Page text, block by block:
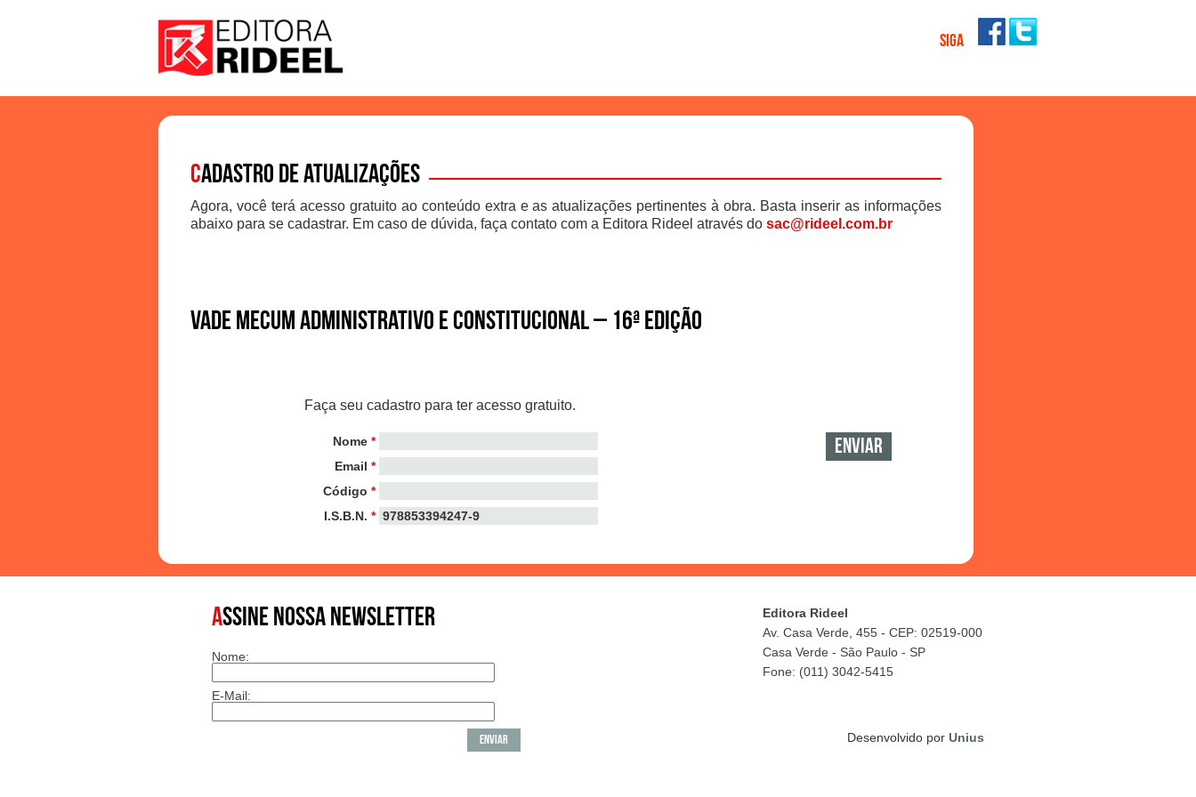
SIGA
Cadastro de atualizações
Agora, você terá acesso gratuito ao conteúdo extra e as atualizações pertinentes à obra. Basta inserir as informações
abaixo para se cadastrar. Em caso de dúvida, faça contato com a Editora Rideel através do sac@rideel.com.br
Vade Mecum Administrativo e Constitucional – 16ª edição
Faça seu cadastro para ter acesso gratuito.
Nome *
Email *
Código *
I.S.B.N. *
ASSINE NOSSA NEWSLETTER
Nome:
E-Mail:
Editora Rideel
Av. Casa Verde, 455 - CEP: 02519-000
Casa Verde - São Paulo - SP
Fone: (011) 3042-5415
Desenvolvido por Unius